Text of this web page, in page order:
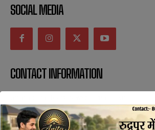
SOCIAL MEDIA
CONTACT INFORMATION
SUBSCRIBE NOW